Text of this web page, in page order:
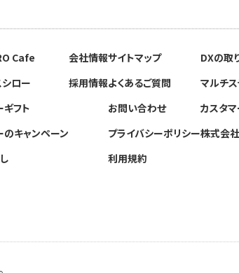
Cafe
シロー
フト
のキャンペーン
会社情報
採用情報
サイトマップ
よくあるご質問
お問い合わせ
プライバシーポリシー
利用規約
DXの取
マルチ
カスタ
株式会